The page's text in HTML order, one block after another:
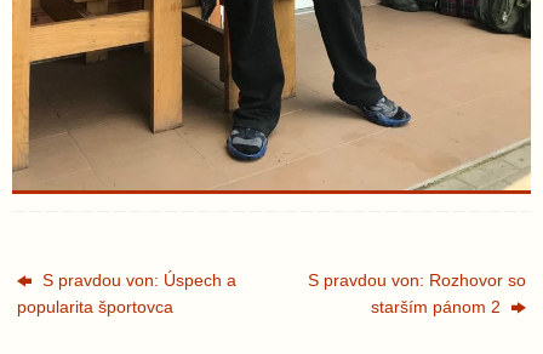
S pravdou von: Úspech a
popularita športovca
S pravdou von: Rozhovor so
starším pánom 2